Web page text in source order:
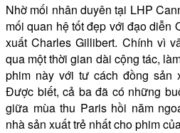
Nhờ mối nhân duyên tại LHP
mối quan hệ tốt đẹp với đạo diễn
xuất Charles Gillibert. Chính vì
qua một thời gian dài cộng tác,
phim này với tư cách đồng sản
Được biết, cả ba đã có những
giữa mùa thu Paris hồi năm
nhà sản xuất trẻ nhất cho phim